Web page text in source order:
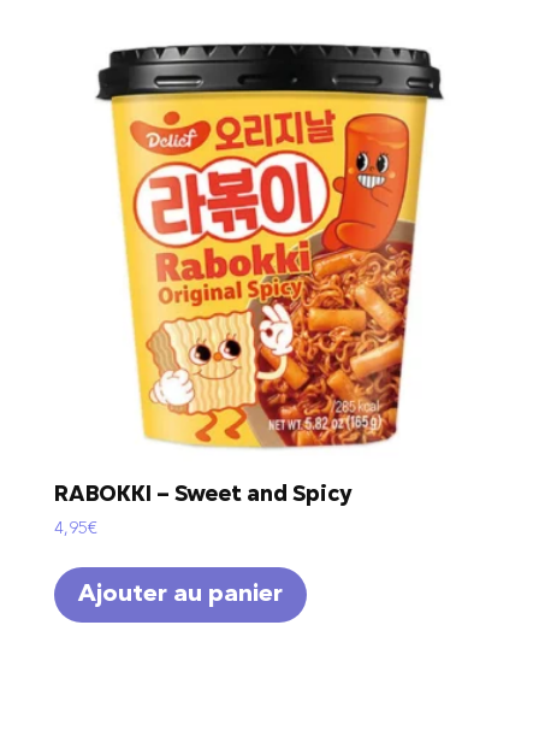
RABOKKI – Sweet and Spicy
4,95€
Ajouter au panier